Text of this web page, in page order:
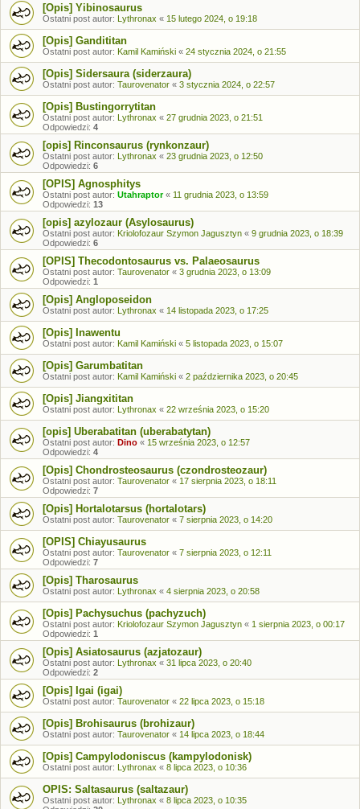
[Opis] Yibinosaurus
Ostatni post autor: Lythronax « 15 lutego 2024, o 19:18
[Opis] Gandititan
Ostatni post autor: Kamil Kamiński « 24 stycznia 2024, o 21:55
[Opis] Sidersaura (siderzaura)
Ostatni post autor: Taurovenator « 3 stycznia 2024, o 22:57
[Opis] Bustingorrytitan
Ostatni post autor: Lythronax « 27 grudnia 2023, o 21:51
Odpowiedzi: 4
[opis] Rinconsaurus (rynkonzaur)
Ostatni post autor: Lythronax « 23 grudnia 2023, o 12:50
Odpowiedzi: 6
[OPIS] Agnosphitys
Ostatni post autor: Utahraptor« 11 grudnia 2023, o 13:59
Odpowiedzi: 13
[opis] azylozaur (Asylosaurus)
Ostatni post autor: Kriolofozaur Szymon Jagusztyn « 9 grudnia 2023, o 18:39
Odpowiedzi: 6
[OPIS] Thecodontosaurus vs. Palaeosaurus
Ostatni post autor: Taurovenator « 3 grudnia 2023, o 13:09
Odpowiedzi: 1
[Opis] Angloposeidon
Ostatni post autor: Lythronax « 14 listopada 2023, o 17:25
[Opis] Inawentu
Ostatni post autor: Kamil Kamiński « 5 listopada 2023, o 15:07
[Opis] Garumbatitan
Ostatni post autor: Kamil Kamiński « 2 października 2023, o 20:45
[Opis] Jiangxititan
Ostatni post autor: Lythronax « 22 września 2023, o 15:20
[opis] Uberabatitan (uberabatytan)
Ostatni post autor: Dino « 15 września 2023, o 12:57
Odpowiedzi: 4
[Opis] Chondrosteosaurus (czondrosteozaur)
Ostatni post autor: Taurovenator « 17 sierpnia 2023, o 18:11
Odpowiedzi: 7
[Opis] Hortalotarsus (hortalotars)
Ostatni post autor: Taurovenator « 7 sierpnia 2023, o 14:20
[OPIS] Chiayusaurus
Ostatni post autor: Taurovenator « 7 sierpnia 2023, o 12:11
Odpowiedzi: 7
[Opis] Tharosaurus
Ostatni post autor: Lythronax « 4 sierpnia 2023, o 20:58
[Opis] Pachysuchus (pachyzuch)
Ostatni post autor: Kriolofozaur Szymon Jagusztyn « 1 sierpnia 2023, o 00:17
Odpowiedzi: 1
[Opis] Asiatosaurus (azjatozaur)
Ostatni post autor: Lythronax « 31 lipca 2023, o 20:40
Odpowiedzi: 2
[Opis] Igai (igai)
Ostatni post autor: Taurovenator « 22 lipca 2023, o 15:18
[Opis] Brohisaurus (brohizaur)
Ostatni post autor: Taurovenator « 14 lipca 2023, o 18:44
[Opis] Campylodoniscus (kampylodonisk)
Ostatni post autor: Lythronax « 8 lipca 2023, o 10:36
OPIS: Saltasaurus (saltazaur)
Ostatni post autor: Lythronax « 8 lipca 2023, o 10:35